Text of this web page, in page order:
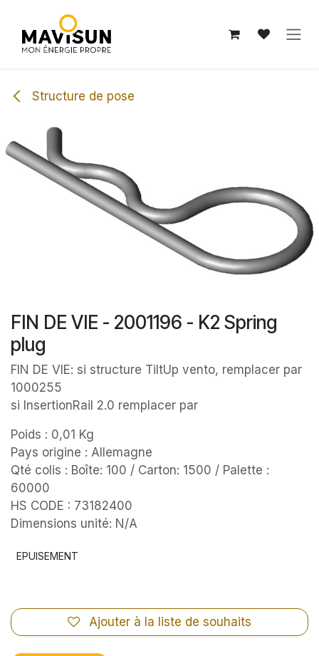
Structure de pose
FIN DE VIE - 2001196 - K2 Spring
plug
FIN DE VIE: si structure TiltUp vento, remplacer par
1000255
si InsertionRail 2.0 remplacer par
Poids : 0,01 Kg
Pays origine : Allemagne
Qté colis : Boîte: 100 / Carton: 1500 / Palette :
60000
HS CODE : 73182400
Dimensions unité: N/A
EPUISEMENT
Ajouter à la liste de souhaits